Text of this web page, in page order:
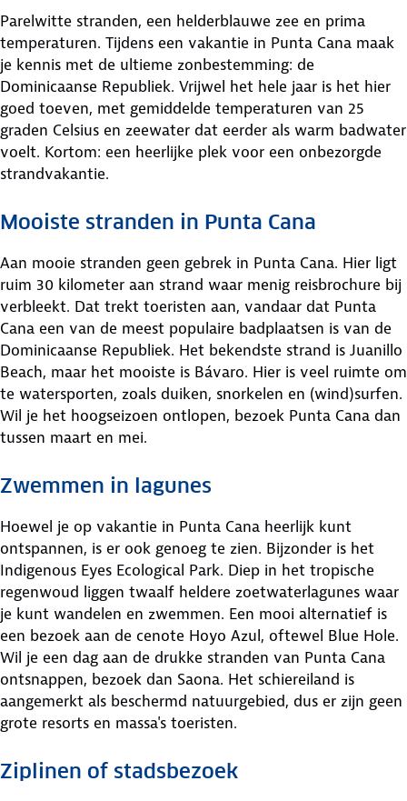
Parelwitte stranden, een helderblauwe zee en prima
temperaturen. Tijdens een vakantie in Punta Cana maak
je kennis met de ultieme zonbestemming: de
Dominicaanse Republiek. Vrijwel het hele jaar is het hier
goed toeven, met gemiddelde temperaturen van 25
graden Celsius en zeewater dat eerder als warm badwater
voelt. Kortom: een heerlijke plek voor een onbezorgde
strandvakantie.
Mooiste stranden in Punta Cana
Aan mooie stranden geen gebrek in Punta Cana. Hier ligt
ruim 30 kilometer aan strand waar menig reisbrochure bij
verbleekt. Dat trekt toeristen aan, vandaar dat Punta
Cana een van de meest populaire badplaatsen is van de
Dominicaanse Republiek. Het bekendste strand is Juanillo
Beach, maar het mooiste is Bávaro. Hier is veel ruimte om
te watersporten, zoals duiken, snorkelen en (wind)surfen.
Wil je het hoogseizoen ontlopen, bezoek Punta Cana dan
tussen maart en mei.
Zwemmen in lagunes
Hoewel je op vakantie in Punta Cana heerlijk kunt
ontspannen, is er ook genoeg te zien. Bijzonder is het
Indigenous Eyes Ecological Park. Diep in het tropische
regenwoud liggen twaalf heldere zoetwaterlagunes waar
je kunt wandelen en zwemmen. Een mooi alternatief is
een bezoek aan de cenote Hoyo Azul, oftewel Blue Hole.
Wil je een dag aan de drukke stranden van Punta Cana
ontsnappen, bezoek dan Saona. Het schiereiland is
aangemerkt als beschermd natuurgebied, dus er zijn geen
grote resorts en massa's toeristen.
Ziplinen of stadsbezoek